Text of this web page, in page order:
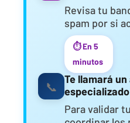
Revisa tu
spam por si
⏱️ En 5
minutos
📞
Te llamará
Para validar